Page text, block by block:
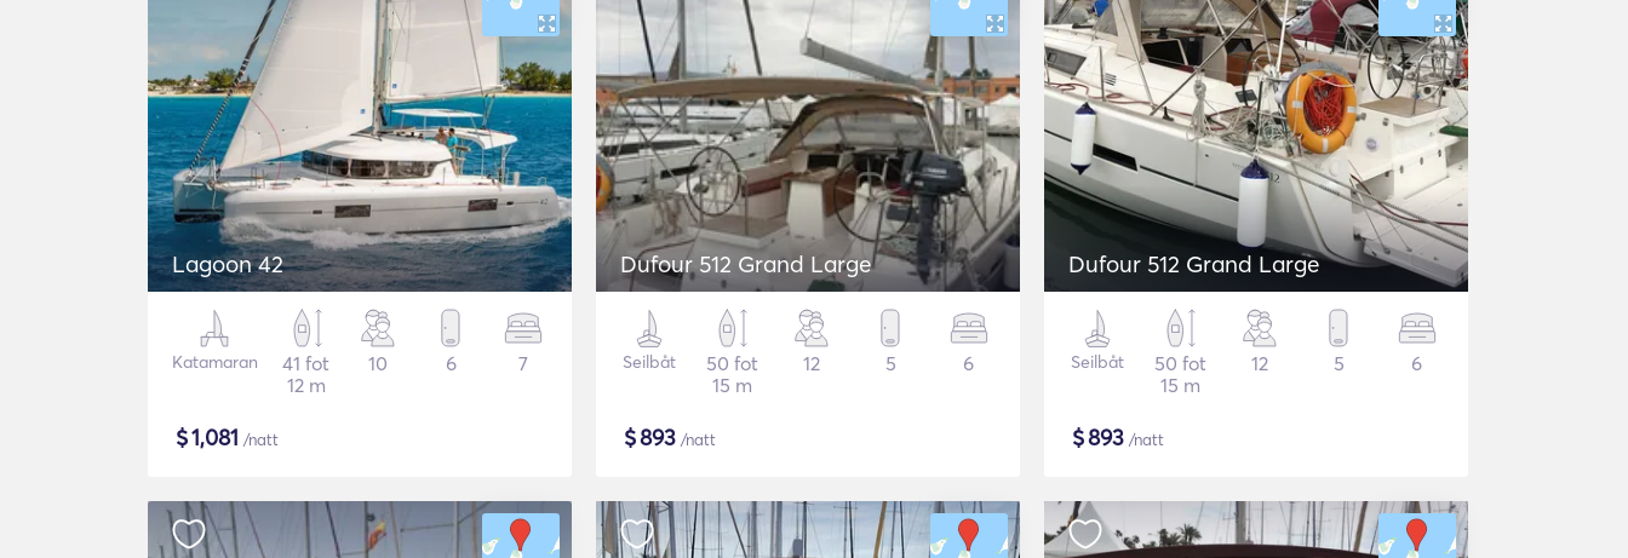
Lagoon 42
Katamaran
41 fot
12 m
10 6 7
$1,081 /natt
Dufour 512 Grand Large
Seilbåt
50 fot
15 m
12 5 6
$893 /natt
Dufour 512 Grand Large
Seilbåt
50 fot
15 m
12 5 6
$893 /natt